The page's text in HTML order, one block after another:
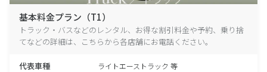
基本料金プラン（T1）
トラック・バスなどのレンタル、お得な割引料金や予約、乗り捨
てなどの詳細は、こちらから各店舗にお電話ください。
代表車種 ライトエーストラック 等